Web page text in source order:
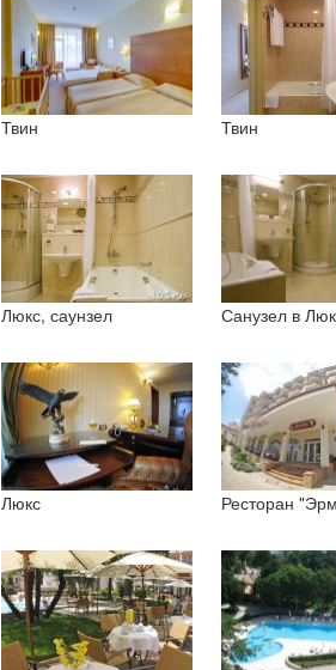
Твин Твин
Люкс, саунзел Санузел в
Люкс Ресторан